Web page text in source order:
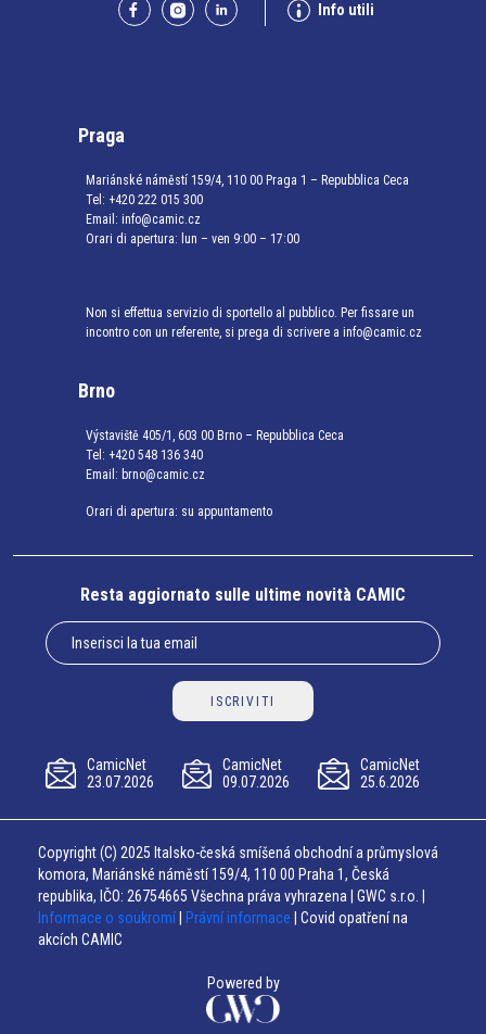
Info utili
Praga
Mariánské náměstí 159/4, 110 00 Praga 1 – Repubblica Ceca
Tel: +420 222 015 300
Email: info@camic.cz
Orari di apertura: lun – ven 9:00 – 17:00
Non si effettua servizio di sportello al pubblico. Per fissare un
incontro con un referente, si prega di scrivere a info@camic.cz
Brno
Výstaviště 405/1, 603 00 Brno – Repubblica Ceca
Tel: +420 548 136 340
Email: brno@camic.cz
Orari di apertura: su appuntamento
Resta aggiornato sulle ultime novità CAMIC
ISCRIVITI
CamicNet
23.07.2026
CamicNet
09.07.2026
CamicNet
25.6.2026
Copyright (C) 2025 Italsko-česká smíšená obchodní a průmyslová
komora, Mariánské náměstí 159/4, 110 00 Praha 1, Česká
republika, IČO: 26754665 Všechna práva vyhrazena | GWC s.r.o. |
Informace o soukromí
Právní informace | Covid opatření na
akcích CAMIC
Powered by